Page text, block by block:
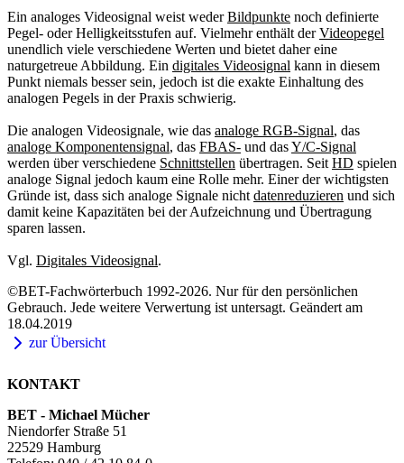
Ein analoges Videosignal weist wederBildpunkte noch definierte
Pegel- oder Helligkeitsstufen auf. Vielmehr enthält derVideopegel
unendlich viele verschiedene Werten und bietet daher eine
naturgetreue Abbildung. Ein digitales Videosignal kann in diesem
Punkt niemals besser sein, jedoch ist die exakte Einhaltung des
analogen Pegels in der Praxis schwierig.
Die analogen Videosignale, wie das analoge RGB-Signal, das
analoge Komponentensignal, das FBAS- und dasY/C-Signal
werden über verschiedene Schnittstellen übertragen. Seit HD spielen
analoge Signal jedoch kaum eine Rolle mehr. Einer der wichtigsten
Gründe ist, dass sich analoge Signale nicht datenreduzieren und sich
damit keine Kapazitäten bei der Aufzeichnung und Übertragung
sparen lassen.
Vgl. Digitales Videosignal.
©BET-Fachwörterbuch 1992-2026. Nur für den persönlichen
Gebrauch. Jede weitere Verwertung ist untersagt. Geändert am
18.04.2019
zur Übersicht
KONTAKT
BET - Michael Mücher
Niendorfer Straße 51
22529 Hamburg